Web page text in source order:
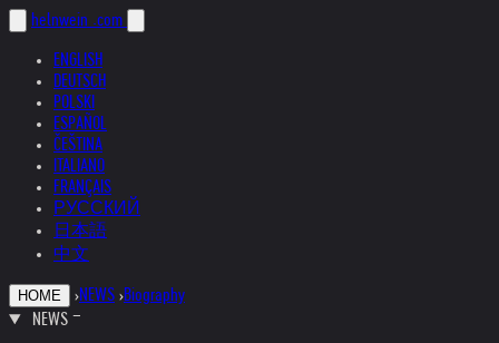
helnwein .com
ENGLISH
DEUTSCH
POLSKI
ESPAÑOL
ČEŠTINA
ITALIANO
FRANÇAIS
РУССКИЙ
日本語
中文
HOME ›NEWS ›Biography
NEWS